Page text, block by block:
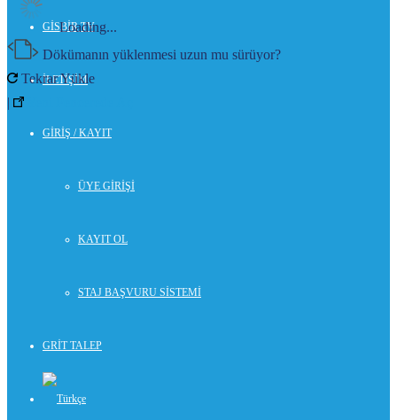
GİSBİR TV
İLETİŞİM
GİRİŞ / KAYIT
ÜYE GİRİŞİ
KAYIT OL
STAJ BAŞVURU SİSTEMİ
GRİT TALEP
Loading...
Dökümanın yüklenmesi uzun mu sürüyor?
Tekrar Yükle
|